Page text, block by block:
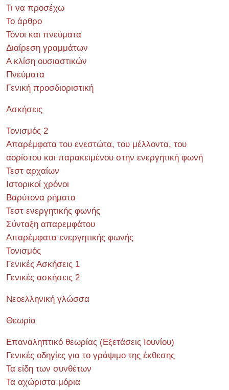
Τι να προσέχω
Το άρθρο
Τόνοι και πνεύματα
Διαίρεση γραμμάτων
Α κλίση ουσιαστικών
Πνεύματα
Γενική προσδιοριστική
Ασκήσεις
Τονισμός 2
Απαρέμφατα του ενεστώτα, του μέλλοντα, του
αορίστου και παρακειμένου στην ενεργητική φωνή
Τεστ αρχαίων
Ιστορικοί χρόνοι
Βαρύτονα ρήματα
Τεστ ενεργητικής φωνής
Σύνταξη απαρεμφάτου
Απαρέμφατα ενεργητικής φωνής
Τονισμός
Γενικές Ασκήσεις 1
Γενικές ασκήσεις 2
Νεοελληνική γλώσσα
Θεωρία
Επαναληπτικό θεωρίας (Εξετάσεις Ιουνίου)
Γενικές οδηγίες για το γράψιμο της έκθεσης
Τα είδη των συνθέτων
Τα αχώριστα μόρια